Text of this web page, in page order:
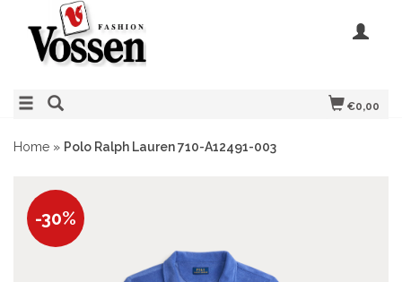
€0,00
Home » Polo Ralph Lauren 710-A12491-003
-30%